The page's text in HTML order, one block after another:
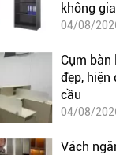
không
04/08/
Cụm bàn
đẹp, hiện
cầu
04/08/
Vách